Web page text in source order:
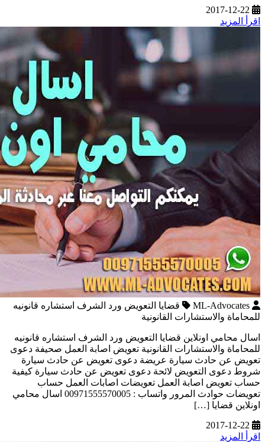
2017-12-22
اقرأ المزيد
ML-Advocates
قضايا التعويض ورد الشرف استشاره قانونيه
للمحاماة والاستشارات القانونية
اسال محامي اونلاين قضايا التعويض ورد الشرف استشاره قانونيه
للمحاماة والاستشارات القانونية تعويض اصابة العمل صحيفة دعوى
تعويض عن حادث سيارة عريضة دعوى تعويض عن حادث سيارة
شروط دعوى التعويض لائحة دعوى تعويض عن حادث سيارة كيفية
حساب تعويض اصابة العمل تعويضات اصابات العمل حساب
تعويضات حوادث المرور واتساب : 00971555570005 اسال محامي
اونلاين قضايا […]
2017-12-22
اقرأ المزيد